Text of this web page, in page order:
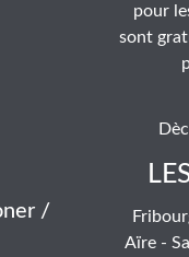
/
pour
sont
Aïre -